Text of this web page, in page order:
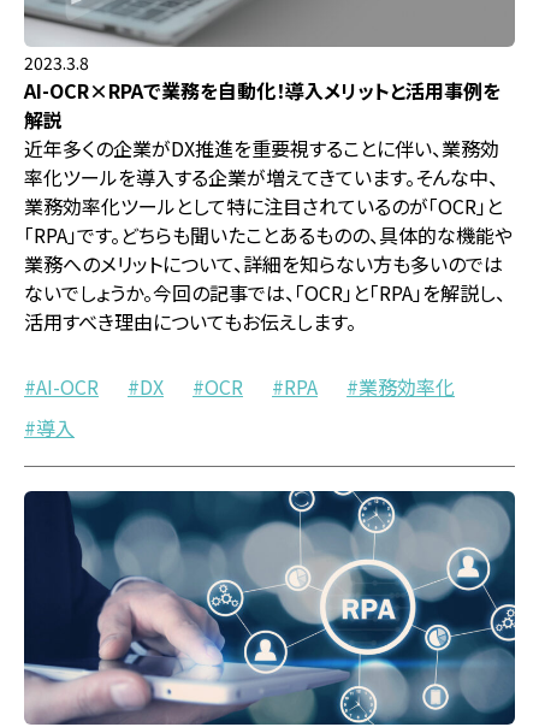
2023.3.8
AI-OCR×RPAで業務を自動化！導入メリットと活用事例を
解説
近年多くの企業がDX推進を重要視することに伴い、業務効
率化ツールを導入する企業が増えてきています。そんな中、
業務効率化ツールとして特に注目されているのが「OCR」と
「RPA」です。どちらも聞いたことあるものの、具体的な機能や
業務へのメリットについて、詳細を知らない方も多いのでは
ないでしょうか。今回の記事では、「OCR」と「RPA」を解説し、
活用すべき理由についてもお伝えします。
AI-OCR DX OCR RPA
業務効率化
導入